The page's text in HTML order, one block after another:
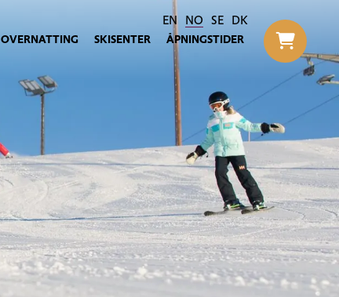
EN NO SE DK
OVERNATTING SKISENTER ÅPNINGSTIDER
Til